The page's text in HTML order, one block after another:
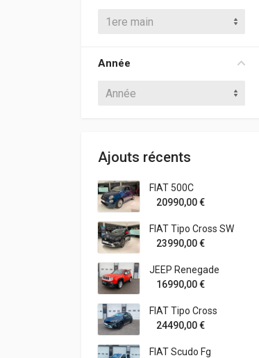
1ere main
Année
Année
Ajouts récents
FIAT 500C
20990,00€
FIAT Tipo Cross SW
23990,00€
JEEP Renegade
16990,00€
FIAT Tipo Cross
24490,00€
FIAT Scudo Fg